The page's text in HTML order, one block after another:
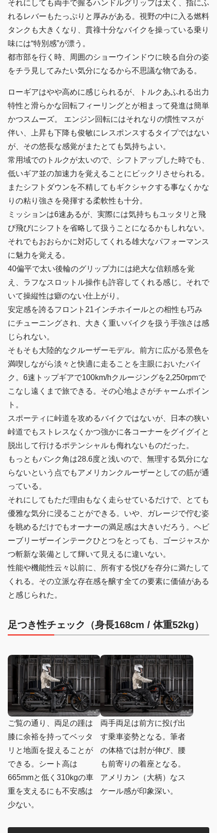
それにしても両手で握るハンドルグリップは太く、指にふ
れるレバーもたっぷりと厚みがある。視野の中に入る燃料
タンクも大きくなり、貫祿十分なバイクを操っている乗り
味には“特別感”が漂う。
都市部を行く時、周囲のショーウインドウに映る自分の姿
をチラ見してみたい気分になるから不思議な物である。
ローギアはやや高めに感じられるが、トルクあふれる出力
特性と滑らかな回転フィーリングとが相まって発進は簡単
かつスムーズ。 エンジン回転にはそれなりの慣性マスが
伴い、上昇も下降も俊敏にレスポンスするタイプではない
が、その悠長な感覚がまたとても気持ちよい。
常用域でのトルクが太いので、シフトアップした時でも、
低いギア並の加速力を覚えることにビックリさせられる。
またシフトダウンを不精してもギクシャクする事なくかな
りの粘り強さを発揮する柔軟性も十分。
ミッションは6速あるが、実際には気持ちもユッタリと飛
び飛びにシフトを省略して扱うことになるかもしれない。
それでもおおらかに対応してくれる雄大なパフォーマンス
に魅力を覚える。
40偏平で太い後輪のグリップ力には絶大な信頼感を覚
え、ラフなスロットル操作も許容してくれる感じ。それで
いて操縦性は癖のない仕上がり。
安定感を誇るフロント21インチホイールとの相性も巧み
にチューニングされ、大きく重いバイクを扱う手強さは感
じられない。
そもそも大陸的なクルーザーモデル。前方に広がる景色を
満喫しながら淡々と快適に走ることを主眼においたバイ
ク。6速トップギアで100km/hクルージングを2,250rpmで
こなし遠くまで旅できる。その心地よさがチャームポイン
ト。
スポーティに峠道を攻めるバイクではないが、日本の狭い
峠道でもストレスなくかつ強かに各コーナーをグイグイと
脱出して行けるポテンシャルも侮れないものだった。
もっともバンク角は28.6度と浅いので、無理する気分にな
らないという点でもアメリカンクルーザーとしての筋が通
っている。
それにしてもただ理由もなく走らせているだけで、とても
優雅な気分に浸ることができる。いや、ガレージで佇む姿
を眺めるだけでもオーナーの満足感は大きいだろう。ヘビ
ーブリーザーインテークひとつをとっても、ゴージャスか
つ斬新な装備として輝いて見えるに違いない。
性能や機能性云々以前に、所有する悦びを存分に満たして
くれる。その立派な存在感を醸す全ての要素に価値がある
と感じられた。
足つき性チェック（身長168cm / 体重52kg）
ご覧の通り、両足の踵は
膝に余裕を持ってベッタ
リと地面を捉えることが
できる。シート高は
665mmと低く310kgの車
重を支えるにも不安感は
少ない。
両手両足は前方に投げ出
す乗車姿勢となる。筆者
の体格では肘が伸び、腰
も前寄りの着座となる。
アメリカン（大柄）なス
ケール感が印象深い。